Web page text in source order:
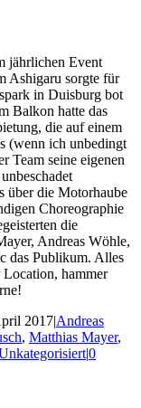
jährlichen Event
Ashigaru sorgte für
in Duisburg bot
Balkon hatte das
die auf einem
(wenn ich unbedingt
Team seine eigenen
über die Motorhaube
Choreographie
die
Andreas Wöhle,
das Publikum. Alles
hammer
2017|Andreas
, Matthias Mayer,
|0